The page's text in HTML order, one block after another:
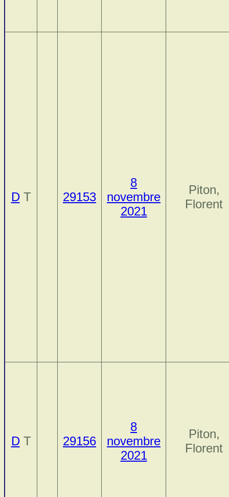
DT 29153
8
novembre
2021
Piton,
Florent
DT 29156
8
novembre
2021
Piton,
Florent